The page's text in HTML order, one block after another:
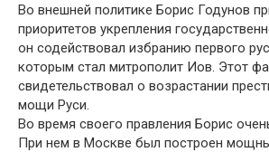
Во внешней политике Борис Годунов
приоритетов укрепления
он содействовал избранию первого
которым стал митрополит Иов. Этот
свидетельствовал о возрастании
мощи Руси.
Во время своего правления Борис
При нем в Москве был построен